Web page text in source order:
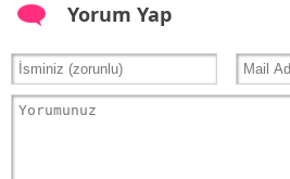
Yorum Yap